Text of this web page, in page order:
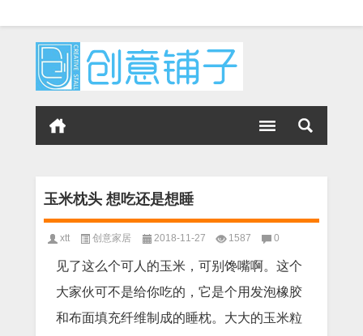
玉米枕头 想吃还是想睡
xtt 创意家居 2018-11-27 1587 0
见了这么个可人的玉米，可别馋嘴啊。这个
大家伙可不是给你吃的，它是个用发泡橡胶
和布面填充纤维制成的睡枕。大大的玉米粒